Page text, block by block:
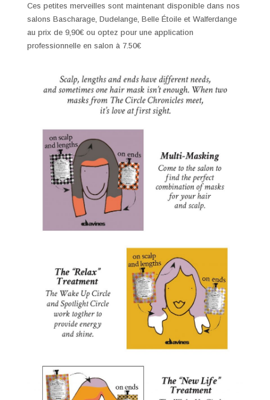
Ces petites merveilles sont maintenant disponible dans nos
salons Bascharage, Dudelange, Belle Étoile et Walferdange
au prix de 9,90€ ou optez pour une application
professionnelle en salon à 7.50€